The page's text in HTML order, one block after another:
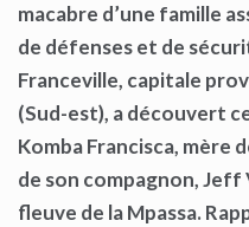
macabre d’une famille
de défenses et de
Franceville, capitale
(Sud-est), adécouvert
Komba Francisca, mère
de son compagnon, Jeff
fleuve de la Mpassa.